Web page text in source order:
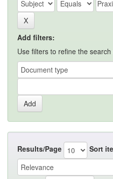
Add filters:
Use filters to refine the search
Results/Page Sort